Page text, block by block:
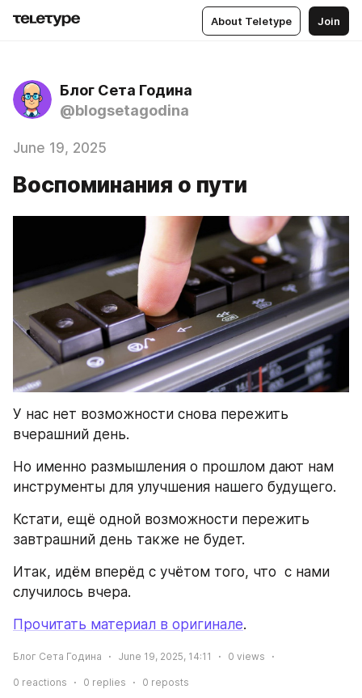
About Teletype Join
Блог Сета Година
@blogsetagodina
June 19, 2025
Воспоминания о пути
У нас нет возможности снова пережить
вчерашний день.
Но именно размышления о прошлом дают нам
инструменты для улучшения нашего будущего.
Кстати, ещё одной возможности пережить
завтрашний день также не будет.
Итак, идём вперёд с учётом того, что  с нами
случилось вчера.
Прочитать материал в оригинале.
Блог Сета Година June 19, 2025, 14:11 0 views
0 reactions 0 replies 0 reposts